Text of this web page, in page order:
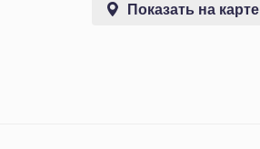
Показать на карте